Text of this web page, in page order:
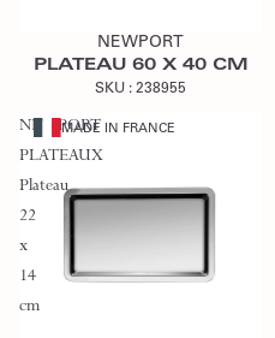
NEWPORT
PLATEAU 60 X 40 CM
SKU : 238955
NEWPORT
PLATEAUX
Plateau
22
x
14
cm
MADE IN FRANCE